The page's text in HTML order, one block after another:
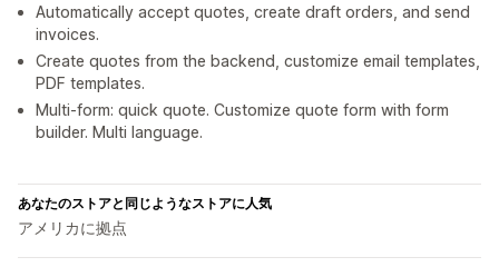
Automatically accept quotes, create draft orders, and send
invoices.
Create quotes from the backend, customize email templates,
PDF templates.
Multi-form: quick quote. Customize quote form with form
builder. Multi language.
あなたのストアと同じようなストアに人気
アメリカに拠点